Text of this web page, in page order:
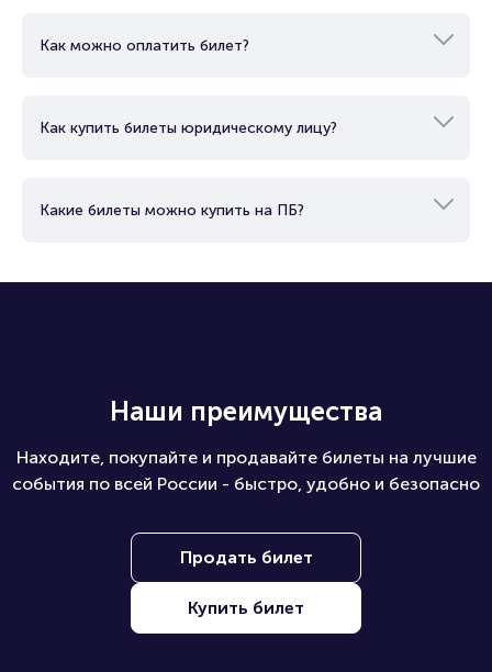
Как можно оплатить билет?
Как купить билеты юридическому лицу?
Какие билеты можно купить на ПБ?
Наши преимущества
Находите, покупайте и продавайте билеты на лучшие
события по всей России - быстро, удобно и безопасно
Продать билет
Купить билет